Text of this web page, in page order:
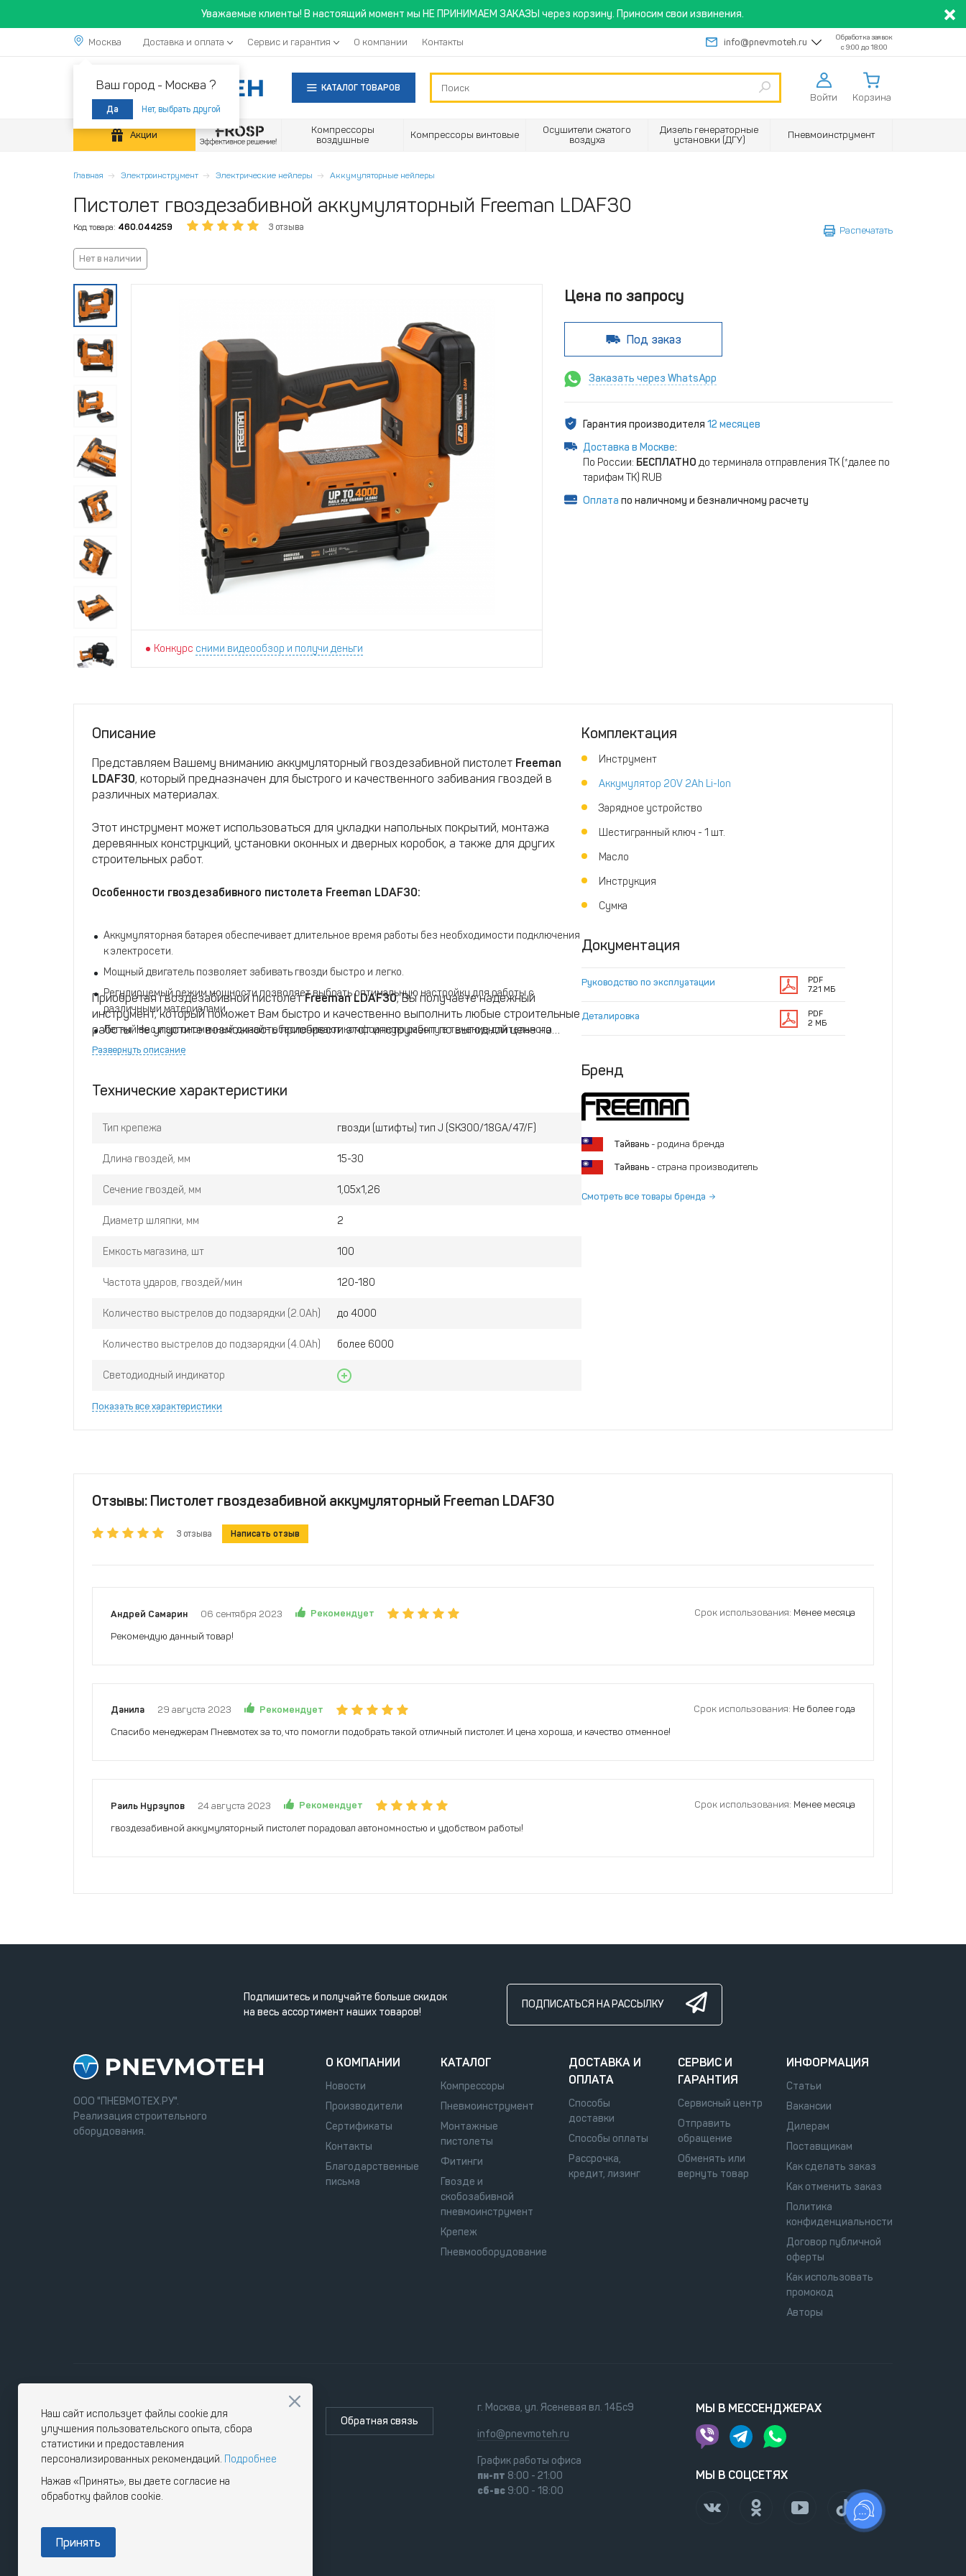
Уважаемые клиенты! В настоящий момент мы НЕ ПРИНИМАЕМ ЗАКАЗЫ через корзину. Приносим свои извинения.
Москва
Ваш город - Москва ?
Да Нет, выбрать другой
Доставка и оплата Сервис и гарантия О компании Контакты info@pnevmoteh.ru
Обработка заявок
с 9:00 до 18:00
КАТАЛОГ ТОВАРОВ
Войти Корзина
Акции
Компрессоры
воздушные
Компрессоры винтовые
Осушители сжатого
воздуха
Дизель генераторные
установки (ДГУ)
Пневмоинструмент
Главная Электроинструмент Электрические нейлеры Аккумуляторные нейлеры
Пистолет гвоздезабивной аккумуляторный Freeman LDAF30
Код товара: 460.044259 3 отзыва Распечатать
Нет в наличии
Конкурс сними видеообзор и получи деньги
Цена по запросу
Под заказ
Заказать через WhatsApp
Гарантия производителя 12 месяцев
Доставка в Москве:
По России: БЕСПЛАТНО до терминала отправления ТК (*далее по
тарифам ТК) RUB
Оплата по наличному и безналичному расчету
Описание
Представляем Вашему вниманию аккумуляторный гвоздезабивной пистолет Freeman
LDAF30, который предназначен для быстрого и качественного забивания гвоздей в
различных материалах.
Этот инструмент может использоваться для укладки напольных покрытий, монтажа
деревянных конструкций, установки оконных и дверных коробок, а также для других
строительных работ.
Особенности гвоздезабивного пистолета Freeman LDAF30:
Аккумуляторная батарея обеспечивает длительное время работы без необходимости подключения
к электросети.
Мощный двигатель позволяет забивать гвозди быстро и легко.
Регулируемый режим мощности позволяет выбрать оптимальную настройку для работы с
различными материалами.
Легкий вес и эргономичный дизайн обеспечивают комфортную работу в течение длительного
времени.
Приобретая гвоздезабивной пистолетFreeman LDAF30, Вы получаете надежный
инструмент, который поможет Вам быстро и качественно выполнить любые строительные
работы. Не упустите возможность приобрести этот инструмент по выгодной цене на
нашем сайте!
Развернуть описание
Технические характеристики
Тип крепежа гвозди (штифты) тип J (SK300/18GA/47/F)
Длина гвоздей, мм 15-30
Сечение гвоздей, мм 1,05х1,26
Диаметр шляпки, мм 2
Емкость магазина, шт 100
Частота ударов, гвоздей/мин 120-180
Количество выстрелов до подзарядки (2.0Ah) до 4000
Количество выстрелов до подзарядки (4.0Ah) более 6000
Светодиодный индикатор
Показать все характеристики
Комплектация
Инструмент
Аккумулятор 20V 2Ah Li-Ion
Зарядное устройство
Шестигранный ключ - 1 шт.
Масло
Инструкция
Сумка
Документация
Руководство по эксплуатации
PDF
7.21 МБ
Деталировка
PDF
2 МБ
Бренд
Тайвань - родина бренда
Тайвань - страна производитель
Смотреть все товары бренда
Отзывы: Пистолет гвоздезабивной аккумуляторный Freeman LDAF30
3 отзыва Написать отзыв
Андрей Самарин 06 сентября 2023 Рекомендует Срок использования: Менее месяца
Рекомендую данный товар!
Данила 29 августа 2023 Рекомендует Срок использования: Не более года
Спасибо менеджерам Пневмотех за то, что помогли подобрать такой отличный пистолет. И цена хороша, и качество отменное!
Раиль Нурзупов 24 августа 2023 Рекомендует Срок использования: Менее месяца
гвоздезабивной аккумуляторный пистолет порадовал автономностью и удобством работы!
Подпишитесь и получайте больше скидок
на весь ассортимент наших товаров!
ПОДПИСАТЬСЯ НА РАССЫЛКУ
ООО "ПНЕВМОТЕХ.РУ".
Реализация строительного
оборудования.
О КОМПАНИИ
Новости
Производители
Сертификаты
Контакты
Благодарственные
письма
КАТАЛОГ
Компрессоры
Пневмоинструмент
Монтажные
пистолеты
Фитинги
Гвозде и
скобозабивной
пневмоинструмент
Крепеж
Пневмооборудование
ДОСТАВКА И
ОПЛАТА
Способы
доставки
Способы оплаты
Рассрочка,
кредит, лизинг
СЕРВИС И
ГАРАНТИЯ
Сервисный центр
Отправить
обращение
Обменять или
вернуть товар
ИНФОРМАЦИЯ
Статьи
Вакансии
Дилерам
Поставщикам
Как сделать заказ
Как отменить заказ
Политика
конфиденциальности
Договор публичной
оферты
Как использовать
промокод
Авторы
Обратная связь
г. Москва, ул. Ясеневая вл. 14Бс9
info@pnevmoteh.ru
График работы офиса
пн-пт 8:00 - 21:00
сб-вс9:00 - 18:00
МЫ В МЕССЕНДЖЕРАХ
МЫ В СОЦСЕТЯХ
Наш сайт использует файлы cookie для
улучшения пользовательского опыта, сбора
статистики и предоставления
персонализированных рекомендаций. Подробнее
Нажав «Принять», вы даете согласие на
обработку файлов cookie.
Принять